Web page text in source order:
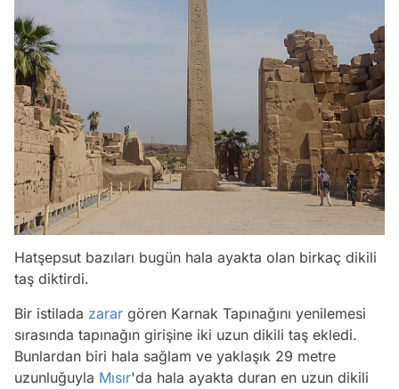
Hatşepsut bazıları bugün hala ayakta olan birkaç dikili
taş diktirdi.
Bir istilada zarar gören Karnak Tapınağını yenilemesi
sırasında tapınağın girişine iki uzun dikili taş ekledi.
Bunlardan biri hala sağlam ve yaklaşık 29 metre
uzunluğuyla Mısır'da hala ayakta duran en uzun dikili